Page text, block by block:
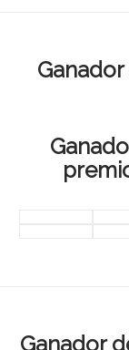
Ganador